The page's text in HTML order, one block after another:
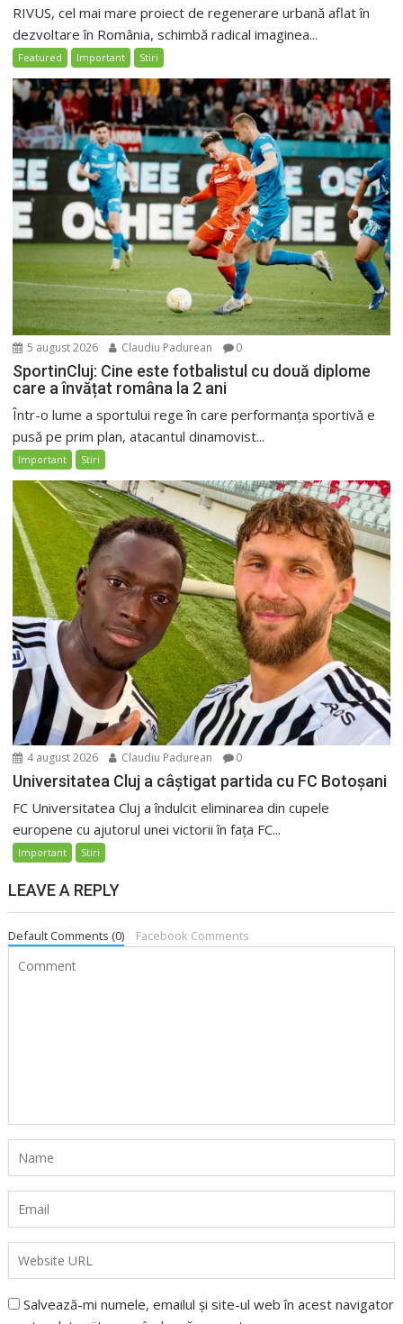
RIVUS, cel mai mare proiect de regenerare urbană aflat în
dezvoltare în România, schimbă radical imaginea...
Featured Important Stiri
5 august 2026 Claudiu Padurean 0
SportinCluj: Cine este fotbalistul cu două diplome
care a învățat româna la 2 ani
Într-o lume a sportului rege în care performanța sportivă e
pusă pe prim plan, atacantul dinamovist...
Important Stiri
4 august 2026 Claudiu Padurean 0
Universitatea Cluj a câștigat partida cu FC Botoșani
FC Universitatea Cluj a îndulcit eliminarea din cupele
europene cu ajutorul unei victorii în fața FC...
Important Stiri
LEAVE A REPLY
Default Comments (0) Facebook Comments
Salvează-mi numele, emailul și site-ul web în acest navigator